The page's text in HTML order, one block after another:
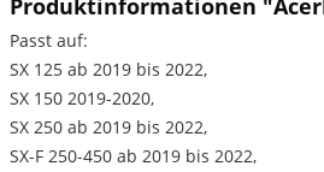
Produktinformationen
Passt auf:
SX 125 ab 2019 bis 2022,
SX 150 2019-2020,
SX 250 ab 2019 bis 2022,
SX-F 250-450 ab 2019 bis 2022,